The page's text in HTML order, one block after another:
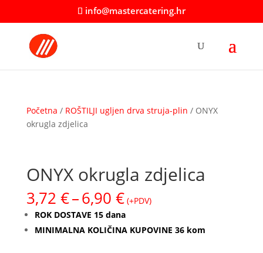
info@mastercatering.hr
Početna / ROŠTILJI ugljen drva struja-plin / ONYX
okrugla zdjelica
ONYX okrugla zdjelica
3,72 €–6,90 €Raspon
cijena:
od
3,72 €
(+PDV)
ROK DOSTAVE 15 dana
MINIMALNA KOLIČINA KUPOVINE 36 kom